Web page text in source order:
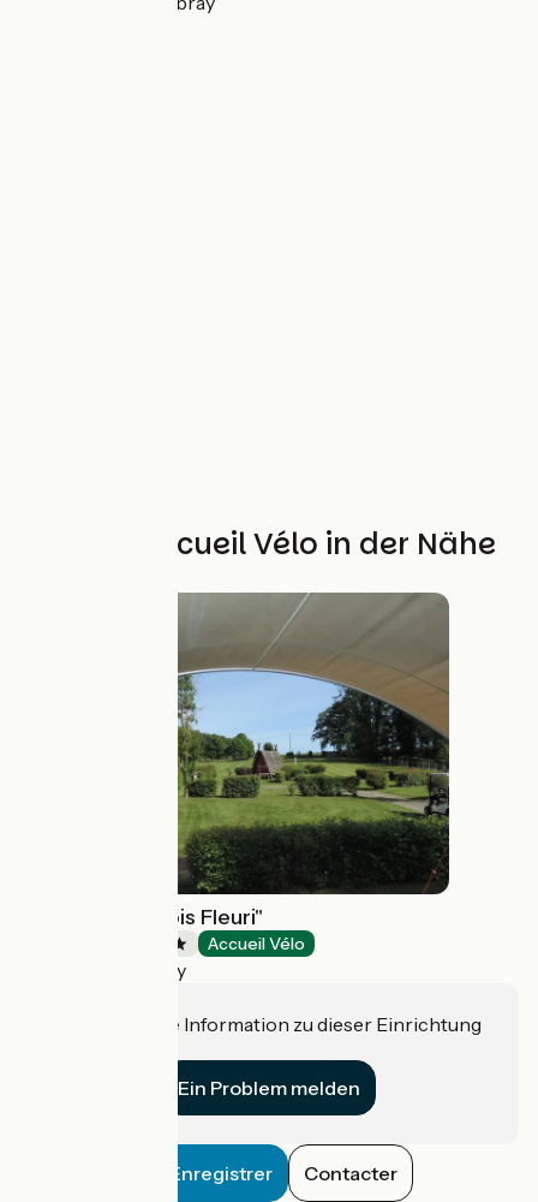
Weitere Accueil Vélo in der Nähe
Camping "Le Bois Fleuri"
Accueil Vélo
Illiers-Combray
Haben Sie eine Information zu dieser Einrichtung
Ein Problem melden
Enregistrer Contacter